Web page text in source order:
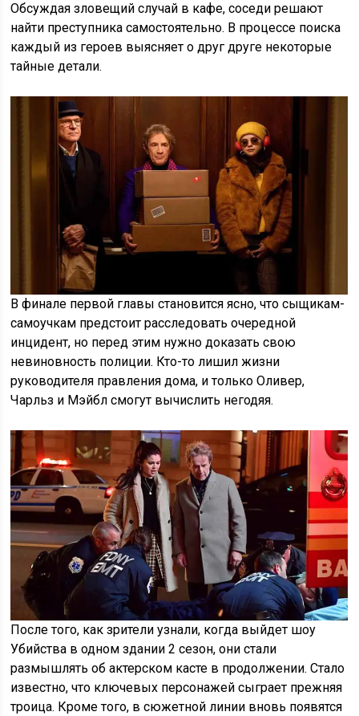
Обсуждая зловещий случай в кафе, соседи решают
найти преступника самостоятельно. В процессе поиска
каждый из героев выясняет о друг друге некоторые
тайные детали.
В финале первой главы становится ясно, что сыщикам-
самоучкам предстоит расследовать очередной
инцидент, но перед этим нужно доказать свою
невиновность полиции. Кто-то лишил жизни
руководителя правления дома, и только Оливер,
Чарльз и Мэйбл смогут вычислить негодяя.
После того, как зрители узнали, когда выйдет шоу
Убийства в одном здании 2 сезон, они стали
размышлять об актерском касте в продолжении. Стало
известно, что ключевых персонажей сыграет прежняя
троица. Кроме того, в сюжетной линии вновь появятся